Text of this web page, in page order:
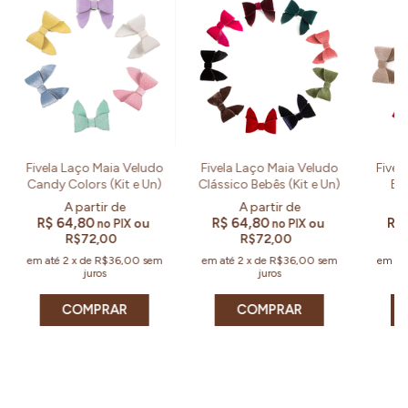
Fivela Laço Maia Veludo
Candy Colors (Kit e Un)
R$ 64,80no PIX ou
R$72,00
em até 2 xde R$36,00 sem
juros
COMPRAR
Fivela Laço Maia Veludo
Clássico Bebês (Kit e Un)
R$ 64,80no PIX ou
R$72,00
em até 2 xde R$36,00 sem
juros
COMPRAR
em